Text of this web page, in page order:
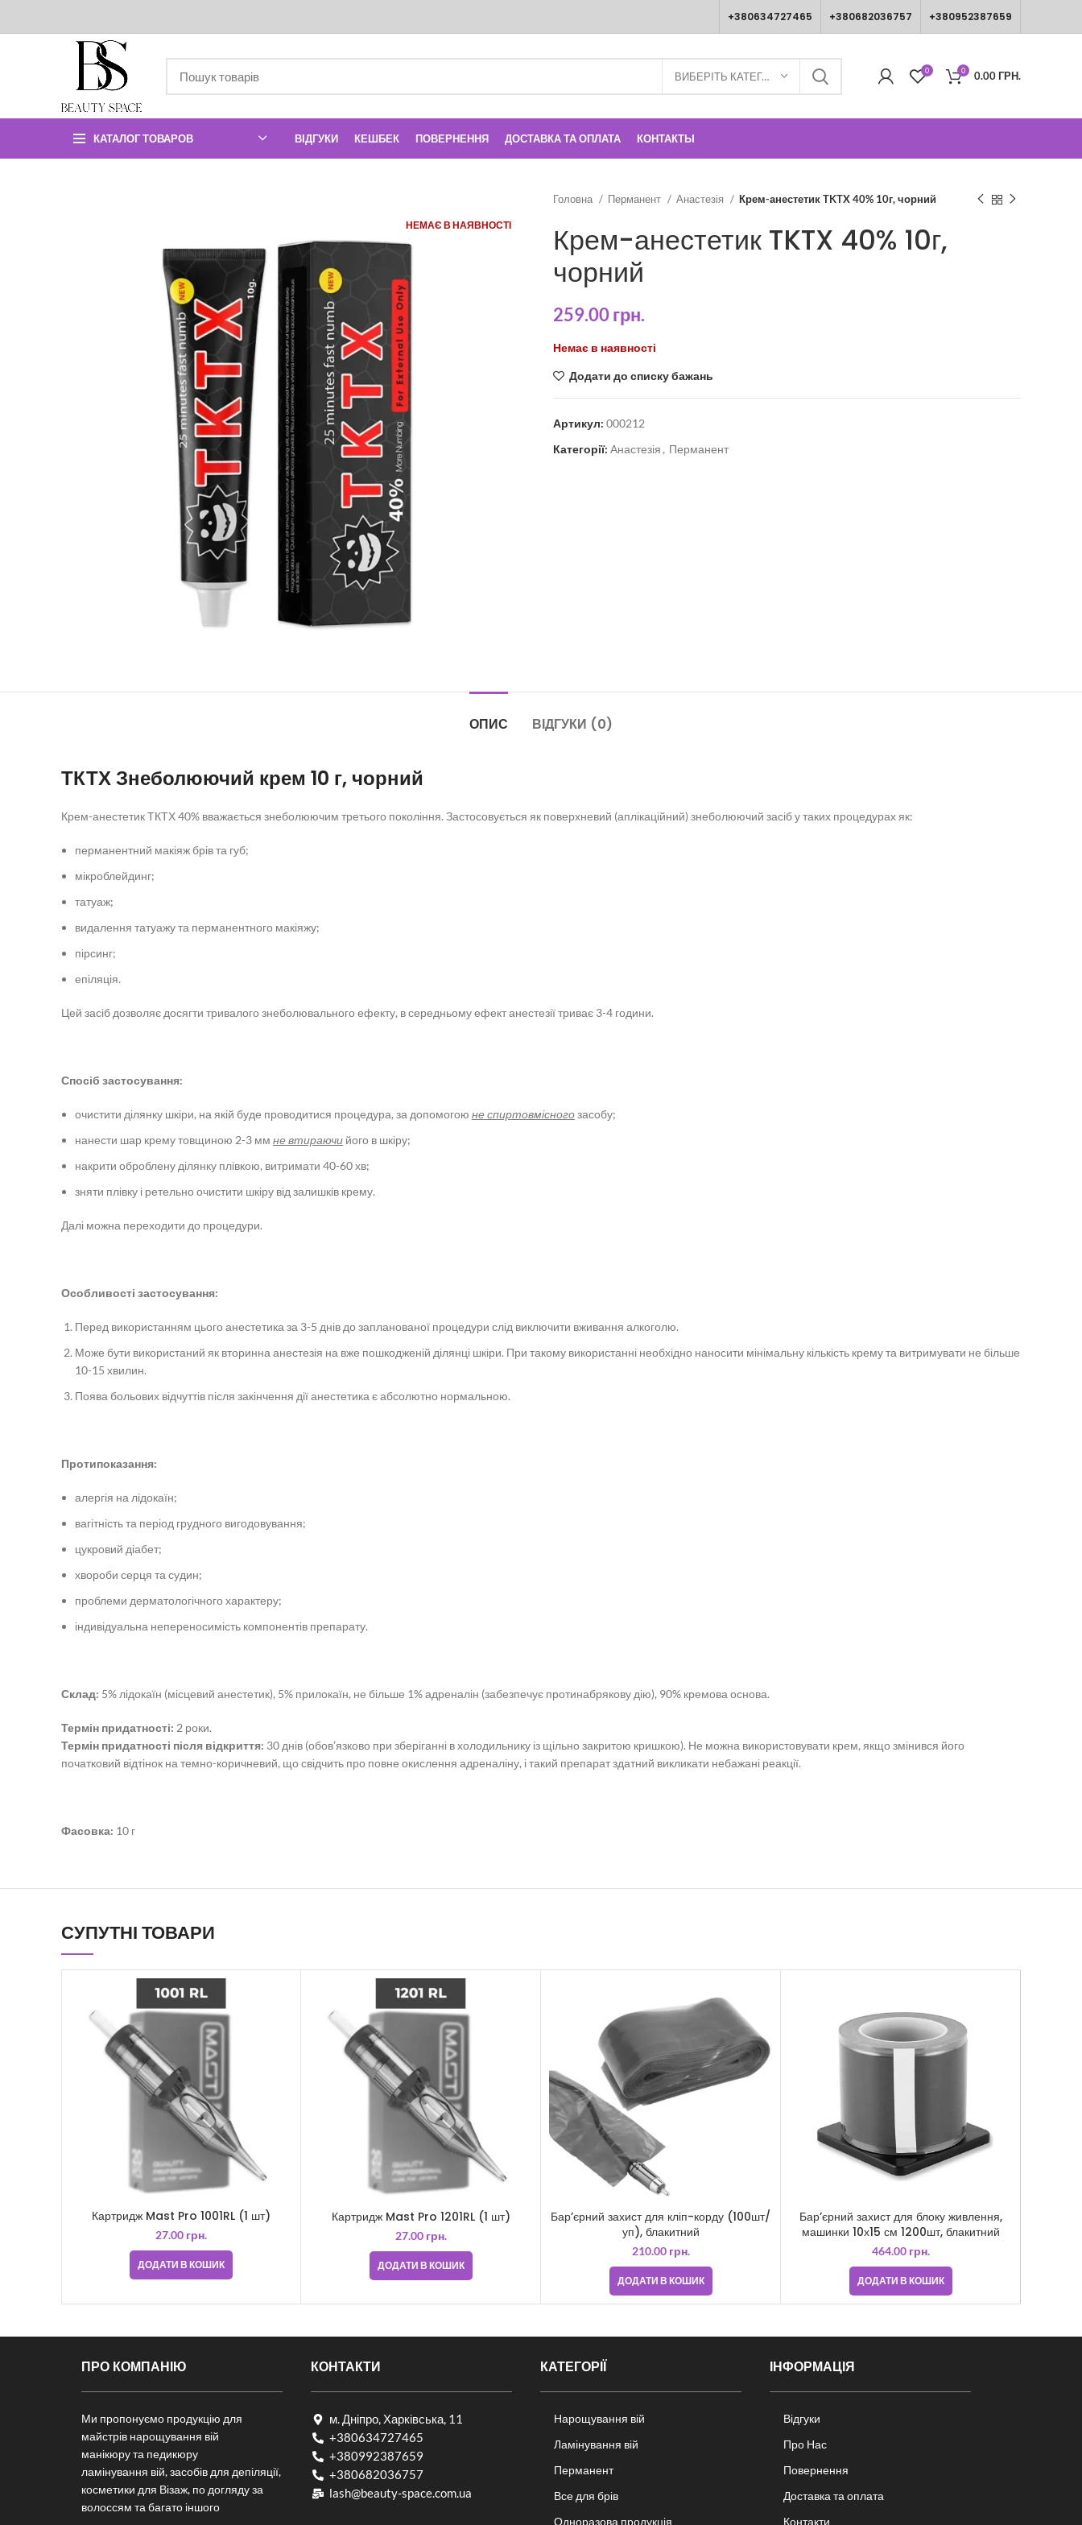
+380634727465 +380682036757 +380952387659
ВИБЕРІТЬ КАТЕГОРІЮ 0 0 0.00ГРН.
КАТАЛОГ ТОВАРОВ ВІДГУКИ КЕШБЕК ПОВЕРНЕННЯ ДОСТАВКА ТА ОПЛАТА КОНТАКТЫ
НЕМАЄ В НАЯВНОСТІ
Головна Перманент Анастезія Крем-анестетик TKTX 40% 10г, чорний
Крем-анестетик TKTX 40% 10г,
чорний
259.00грн.
Немає в наявності
Додати до списку бажань
Артикул: 000212
Категорії: Анастезія , Перманент
ОПИС ВІДГУКИ (0)
ТКТХ Знеболюючий крем 10 г, чорний
Крем-анестетик ТКТХ 40% вважається знеболюючим третього покоління. Застосовується як поверхневий (аплікаційний) знеболюючий засіб у таких процедурах як:
перманентний макіяж брів та губ;
мікроблейдинг;
татуаж;
видалення татуажу та перманентного макіяжу;
пірсинг;
епіляція.
Цей засіб дозволяє досягти тривалого знеболювального ефекту, в середньому ефект анестезії триває 3-4 години.
Спосіб застосування:
очистити ділянку шкіри, на якій буде проводитися процедура, за допомогою не спиртовмісногозасобу;
нанести шар крему товщиною 2-3 мм не втираючи його в шкіру;
накрити оброблену ділянку плівкою, витримати 40-60 хв;
зняти плівку і ретельно очистити шкіру від залишків крему.
Далі можна переходити до процедури.
Особливості застосування:
Перед використанням цього анестетика за 3-5 днів до запланованої процедури слід виключити вживання алкоголю.
Може бути використаний як вторинна анестезія на вже пошкодженій ділянці шкіри. При такому використанні необхідно наносити мінімальну кількість крему та витримувати не більше
10-15 хвилин.
Поява больових відчуттів після закінчення дії анестетика є абсолютно нормальною.
Протипоказання:
алергія на лідокаїн;
вагітність та період грудного вигодовування;
цукровий діабет;
хвороби серця та судин;
проблеми дерматологічного характеру;
індивідуальна непереносимість компонентів препарату.
Склад: 5% лідокаїн (місцевий анестетик), 5% прилокаїн, не більше 1% адреналін (забезпечує протинабрякову дію), 90% кремова основа.
Термін придатності: 2 роки.
Термін придатності після відкриття: 30 днів (обов’язково при зберіганні в холодильнику із щільно закритою кришкою). Не можна використовувати крем, якщо змінився його
початковий відтінок на темно-коричневий, що свідчить про повне окислення адреналіну, і такий препарат здатний викликати небажані реакції.
Фасовка: 10 г
СУПУТНІ ТОВАРИ
Картридж Mast Pro 1001RL (1 шт)
27.00 грн.
ДОДАТИ В КОШИК
Картридж Mast Pro 1201RL (1 шт)
27.00 грн.
ДОДАТИ В КОШИК
Бар’єрний захист для кліп-корду (100шт/
уп), блакитний
210.00 грн.
ДОДАТИ В КОШИК
Бар’єрний захист для блоку живлення,
машинки 10х15 см 1200шт, блакитний
464.00 грн.
ДОДАТИ В КОШИК
ПРО КОМПАНІЮ
Ми пропонуємо продукцію для
майстрів нарощування вій
манікюру та педикюру
ламінування вій, засобів для депіляції,
косметики для Візаж, по догляду за
волоссям та багато іншого
КОНТАКТИ
м. Дніпро, Харківська, 11
+380634727465
+380992387659
+380682036757​
lash@beauty-space.com.ua
КАТЕГОРІЇ
Нарощування вій
Ламінування вій
Перманент
Все для брів
Одноразова продукція
ІНФОРМАЦІЯ
Відгуки
Про Нас
Повернення
Доставка та оплата
Контакти